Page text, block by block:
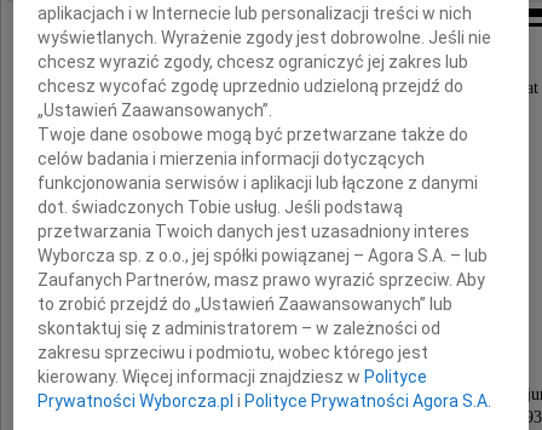
Z głębokim żalem zawiadamiamy,
że w dniu 11 grudnia 2009 roku w wieku 90 lat
umęczony ciężką chorobą zmarł
nasz drogi Tatuś, Dziadek i Pradziadek
Bogusław Muniak
Harcerz ZHP od 1928 roku, maturzysta
im. Adama Mickiewicza w Lublińcu - rocznik
aplikacjach i w Internecie lub personalizacji treści w nich
wyświetlanych. Wyrażenie zgody jest dobrowolne. Jeśli nie
chcesz wyrazić zgody, chcesz ograniczyć jej zakres lub
chcesz wycofać zgodę uprzednio udzieloną przejdź do
„Ustawień Zaawansowanych”.
Twoje dane osobowe mogą być przetwarzane także do
celów badania i mierzenia informacji dotyczących
funkcjonowania serwisów i aplikacji lub łączone z danymi
dot. świadczonych Tobie usług. Jeśli podstawą
przetwarzania Twoich danych jest uzasadniony interes
Wyborcza sp. z o.o., jej spółki powiązanej – Agora S.A. – lub
Zaufanych Partnerów, masz prawo wyrazić sprzeciw. Aby
to zrobić przejdź do „Ustawień Zaawansowanych” lub
skontaktuj się z administratorem – w zależności od
zakresu sprzeciwu i podmiotu, wobec którego jest
kierowany. Więcej informacji znajdziesz w Polityce
Prywatności Wyborcza.pl i Polityce Prywatności Agora S.A.